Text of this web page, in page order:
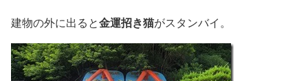
建物の外に出ると金運招き猫がスタンバイ。